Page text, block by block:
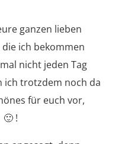
ganzen lieben
ich bekommen
nicht jeden Tag
ich trotzdem noch da
für euch vor,
!